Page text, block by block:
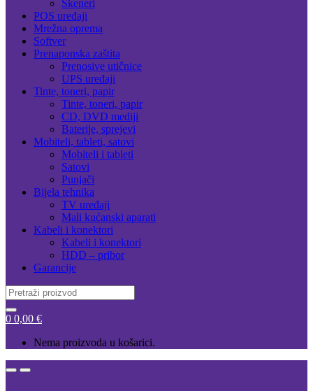
Skeneri
POS uređaji
Mrežna oprema
Softver
Prenaponska zaštita
Prenosive utičnice
UPS uređaji
Tinte, toneri, papir
Tinte, toneri, papir
CD, DVD mediji
Baterije, sprejevi
Mobiteli, tableti, satovi
Mobiteli i tableti
Satovi
Punjači
Bijela tehnika
TV uređaji
Mali kućanski aparati
Kabeli i konektori
Kabeli i konektori
HDD – pribor
Garancije
Search
for:
0 0,00 €
Nema proizvoda u košarici.
OpenClose